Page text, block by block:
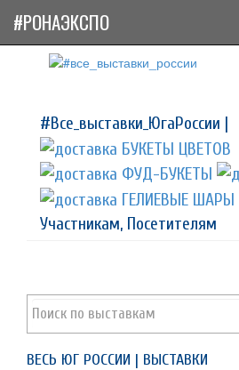
#Все_выставки_ЮгаРоссии |
Участникам, Посетителям
ВЕСЬ ЮГ РОССИИ | ВЫСТАВКИ
#РОНАЭКСПО